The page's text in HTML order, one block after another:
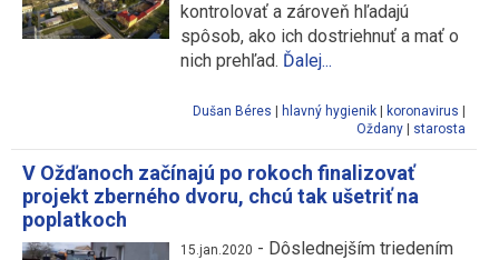
kontrolovať a zároveň hľadajú
spôsob, ako ich dostriehnuť a mať o
nich prehľad. Ďalej...
Dušan Béres hlavný hygienik koronavirus
Oždany
starosta
V Ožďanoch začínajú po rokoch finalizovať
projekt zberného dvoru, chcú tak ušetriť na
poplatkoch
15.jan.2020 - Dôslednejším triedením